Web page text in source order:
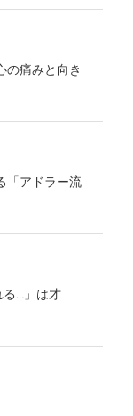
の痛みと向き
「アドラー流
る…」は才